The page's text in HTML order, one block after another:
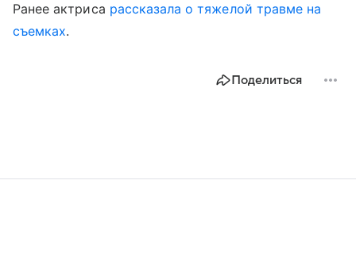
Ранее актриса рассказала о тяжелой травме на
съемках.
Поделиться